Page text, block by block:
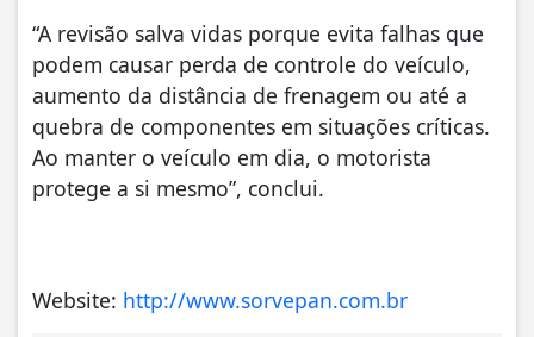
“A revisão salva vidas porque evita falhas que
podem causar perda de controle do veículo,
aumento da distância de frenagem ou até a
quebra de componentes em situações críticas.
Ao manter o veículo em dia, o motorista
protege a si mesmo”, conclui.
Website: http://www.sorvepan.com.br